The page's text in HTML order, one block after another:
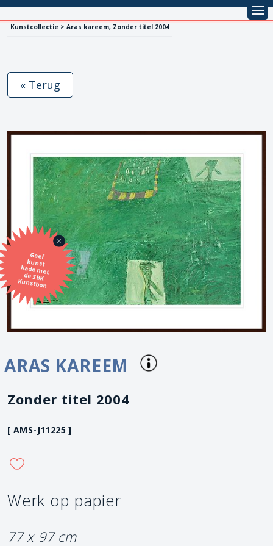
Kunstcollectie > Aras kareem, Zonder titel 2004
Geef
kunst
kado met
de SBK
Kunstbon
« Terug
ARAS KAREEM
Zonder titel 2004
[ AMS-J11225 ]
Werk op papier
77 x 97 cm